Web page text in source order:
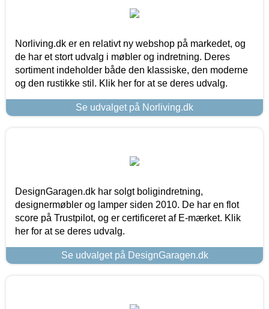
Norliving.dk er en relativt ny webshop på markedet, og
de har et stort udvalg i møbler og indretning. Deres
sortiment indeholder både den klassiske, den moderne
og den rustikke stil. Klik her for at se deres udvalg.
Se udvalget på Norliving.dk
DesignGaragen.dk har solgt boligindretning,
designermøbler og lamper siden 2010. De har en flot
score på Trustpilot, og er certificeret af E-mærket. Klik
her for at se deres udvalg.
Se udvalget på DesignGaragen.dk